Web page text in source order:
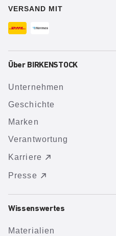
VERSAND MIT
Über BIRKENSTOCK
Unternehmen
Geschichte
Marken
Verantwortung
Karriere
Presse
Wissenswertes
Materialien